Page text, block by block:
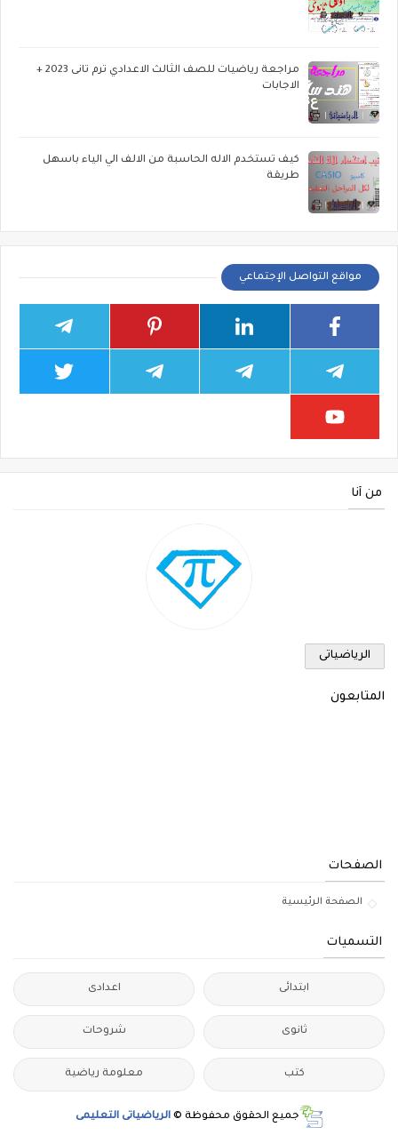
مراجعة رياضيات للصف الثالث الاعدادي ترم تانى 2023 +
الاجابات
كيف تستخدم الاله الحاسبة من الالف الي الياء باسهل
طريقة
مواقع التواصل الإجتماعي
من أنا
الرياضياتى
المتابعون
الصفحات
الصفحة الرئيسية
التسميات
ابتدائى اعدادى
ثانوى شروحات
كتب معلومة رياضية
جميع الحقوق محفوظة © الرياضياتى التعليمى